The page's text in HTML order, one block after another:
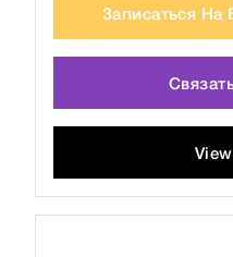
Записаться На